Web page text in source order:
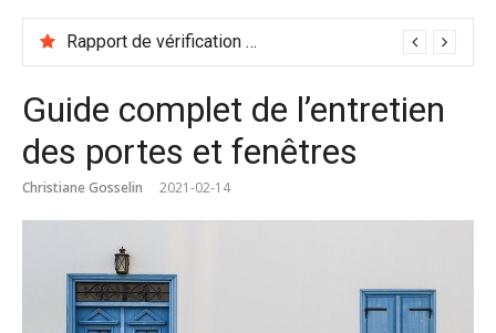
Rapport de vérification sécurité : à conserver précieusement
Guide complet de l’entretien
des portes et fenêtres
Christiane Gosselin 2021-02-14